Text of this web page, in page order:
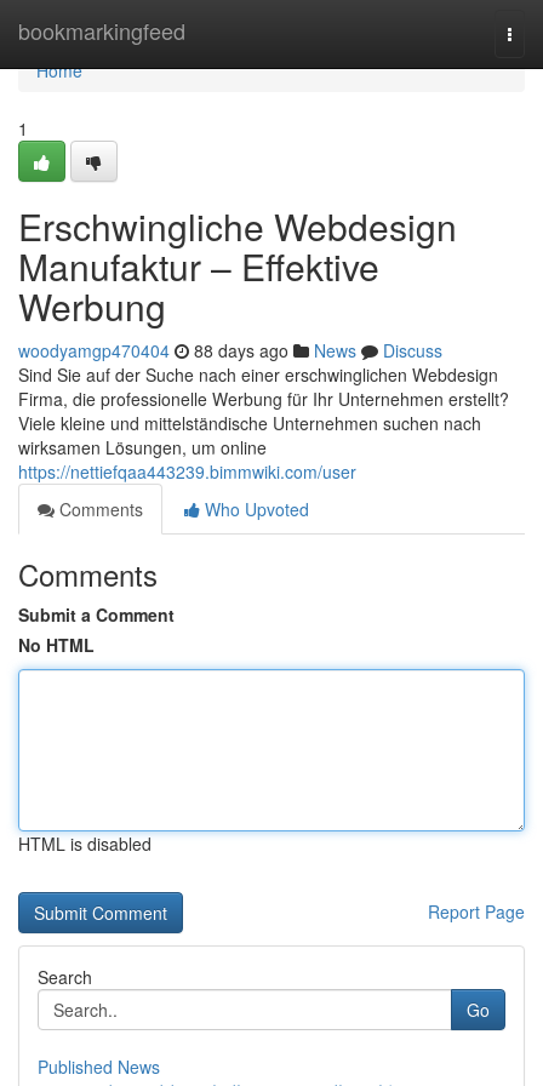
bookmarkingfeed
Home
Home
1
Erschwingliche Webdesign
Manufaktur – Effektive
Werbung
woodyamgp470404 88 days ago News
Discuss
Sind Sie auf der Suche nach einer erschwinglichen Webdesign
Firma, die professionelle Werbung für Ihr Unternehmen erstellt?
Viele kleine und mittelständische Unternehmen suchen nach
wirksamen Lösungen, um online
https://nettiefqaa443239.bimmwiki.com/user
Comments
Who Upvoted
Comments
Submit a Comment
No HTML
HTML is disabled
Report Page
Search
Go
Published News